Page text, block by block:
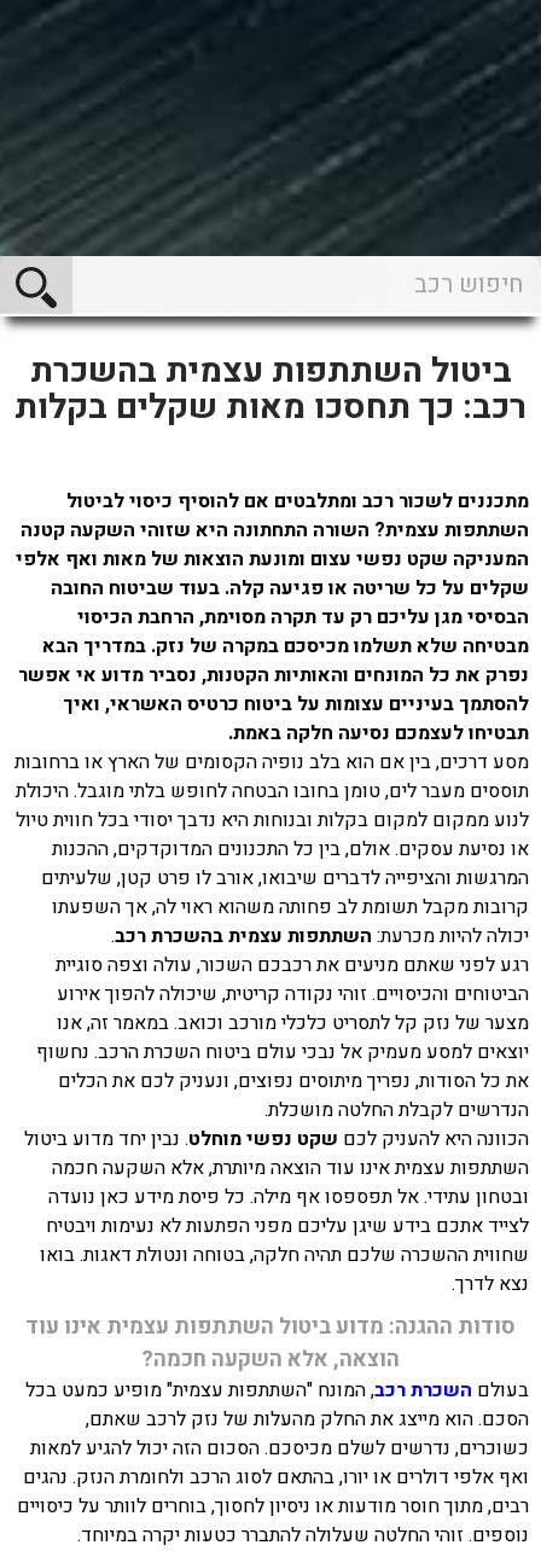
ביטול השתתפות עצמית בהשכרת
רכב: כך תחסכו מאות שקלים בקלות
מתכננים לשכור רכב ומתלבטים אם להוסיף כיסוי לביטול
השתתפות עצמית? השורה התחתונה היא שזוהי השקעה קטנה
המעניקה שקט נפשי עצום ומונעת הוצאות של מאות ואף אלפי
שקלים על כל שריטה או פגיעה קלה. בעוד שביטוח החובה
הבסיסי מגן עליכם רק עד תקרה מסוימת, הרחבת הכיסוי
מבטיחה שלא תשלמו מכיסכם במקרה של נזק. במדריך הבא
נפרק את כל המונחים והאותיות הקטנות, נסביר מדוע אי אפשר
להסתמך בעיניים עצומות על ביטוח כרטיס האשראי, ואיך
תבטיחו לעצמכם נסיעה חלקה באמת.
מסע דרכים, בין אם הוא בלב נופיה הקסומים של הארץ או ברחובות
תוססים מעבר לים, טומן בחובו הבטחה לחופש בלתי מוגבל. היכולת
לנוע ממקום למקום בקלות ובנוחות היא נדבך יסודי בכל חווית טיול
או נסיעת עסקים. אולם, בין כל התכנונים המדוקדקים, ההכנות
המרגשות והציפייה לדברים שיבואו, אורב לו פרט קטן, שלעיתים
קרובות מקבל תשומת לב פחותה משהוא ראוי לה, אך השפעתו
יכולה להיות מכרעת: השתתפות עצמית בהשכרת רכב.
רגע לפני שאתם מניעים את רכבכם השכור, עולה וצפה סוגיית
הביטוחים והכיסויים. זוהי נקודה קריטית, שיכולה להפוך אירוע
מצער של נזק קל לתסריט כלכלי מורכב וכואב. במאמר זה, אנו
יוצאים למסע מעמיק אל נבכי עולם ביטוח השכרת הרכב. נחשוף
את כל הסודות, נפריך מיתוסים נפוצים, ונעניק לכם את הכלים
הנדרשים לקבלת החלטה מושכלת.
הכוונה היא להעניק לכם שקט נפשי מוחלט. נבין יחד מדוע ביטול
השתתפות עצמית אינו עוד הוצאה מיותרת, אלא השקעה חכמה
ובטחון עתידי. אל תפספסו אף מילה. כל פיסת מידע כאן נועדה
לצייד אתכם בידע שיגן עליכם מפני הפתעות לא נעימות ויבטיח
שחווית ההשכרה שלכם תהיה חלקה, בטוחה ונטולת דאגות. בואו
נצא לדרך.
סודות ההגנה: מדוע ביטול השתתפות עצמית אינו עוד
הוצאה, אלא השקעה חכמה?
בעולם השכרת רכב, המונח "השתתפות עצמית" מופיע כמעט בכל
הסכם. הוא מייצג את החלק מהעלות של נזק לרכב שאתם,
כשוכרים, נדרשים לשלם מכיסכם. הסכום הזה יכול להגיע למאות
ואף אלפי דולרים או יורו, בהתאם לסוג הרכב ולחומרת הנזק. נהגים
רבים, מתוך חוסר מודעות או ניסיון לחסוך, בוחרים לוותר על כיסויים
נוספים. זוהי החלטה שעלולה להתברר כטעות יקרה במיוחד.